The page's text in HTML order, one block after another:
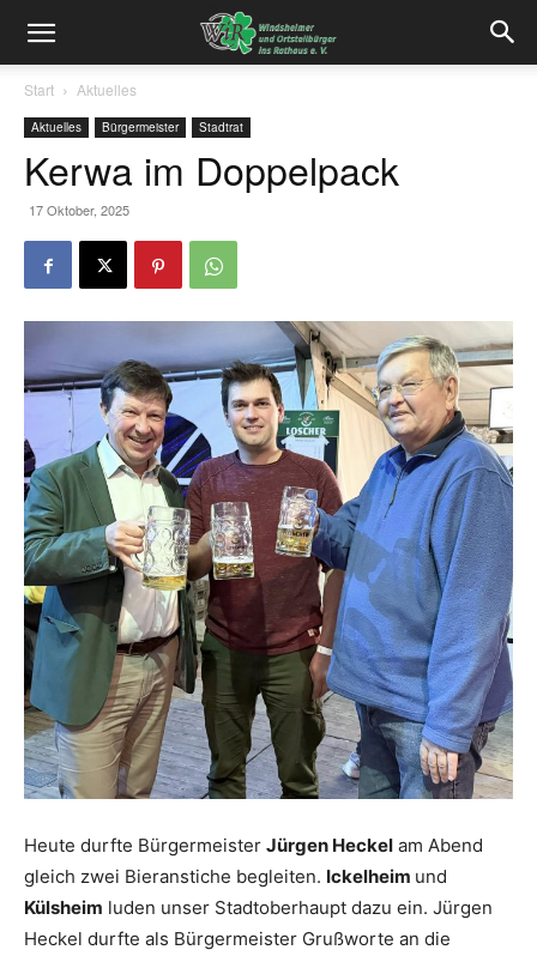
Start Aktuelles
Aktuelles Bürgermeister Stadtrat
Kerwa im Doppelpack
17 Oktober, 2025
Heute durfte Bürgermeister Jürgen Heckel am Abend
gleich zwei Bieranstiche begleiten. Ickelheim und
Külsheim luden unser Stadtoberhaupt dazu ein. Jürgen
Heckel durfte als Bürgermeister Grußworte an die